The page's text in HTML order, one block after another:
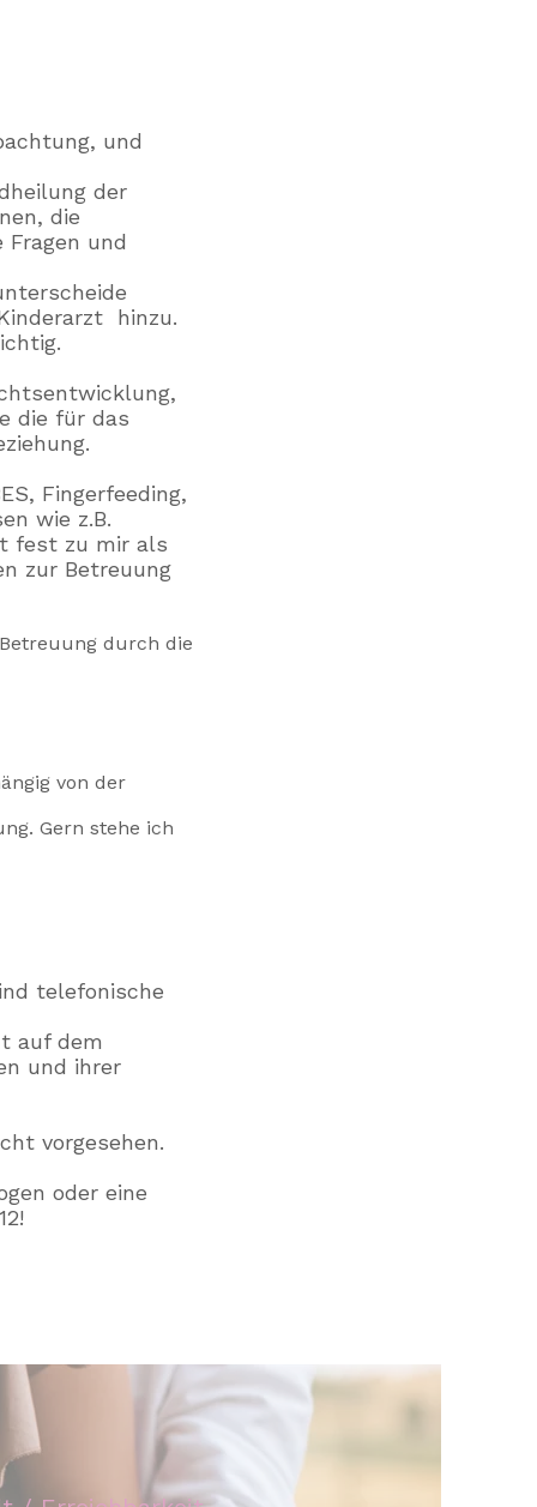
chtung, und
der
die
und
hinzu.
die für das
Fingerfeeding,
wie z.B.
fest zu mir als
zur Betreuung
durch die
von der
Gern stehe ich
telefonische
auf dem
und ihrer
vorgesehen.
oder eine